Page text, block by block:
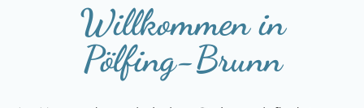
Willkommen in
Pölfing-Brunn